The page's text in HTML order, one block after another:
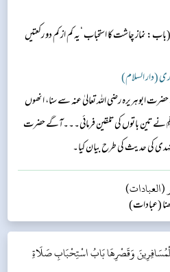
(باب: نماز چاشت کا استحباب ‘یہ کم از کم دو رکعتیں
(دار السلام)
ابوہریرہ رضی اللہ تعالیٰ عنہ سے سنا، انھوں
تین باتوں کی تلقین فرمائی۔۔۔آگے حضرت
نہدی کی حدیث کی طرح بیان کیا۔
(العبادات)
(عبادات)
وَقَصْرِهَابَابُ اسْتِحْبَابِ صَلَاةِ